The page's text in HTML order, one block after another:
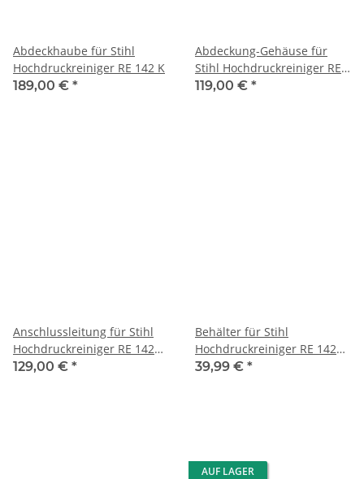
Abdeckhaube für Stihl
Hochdruckreiniger RE 142 K
189,00 € *
Abdeckung-Gehäuse für
Stihl Hochdruckreiniger RE
142 K/142 K PLUS/162 K/162
119,00 € *
Anschlussleitung für Stihl
Hochdruckreiniger RE 142
K/142 K PLUS/162 K/162 K
129,00 € *
Behälter für Stihl
Hochdruckreiniger RE 142
K/142 K PLUS/162 K/162 K
39,99 € *
AUF LAGER